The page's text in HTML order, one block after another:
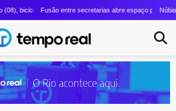
frente de cortes no Instituto Rio Metrópole
gratuito com 400 vagas ao lado do catamarã de
Fusão entre secretarias abre espaço para mudanças:
Núbia